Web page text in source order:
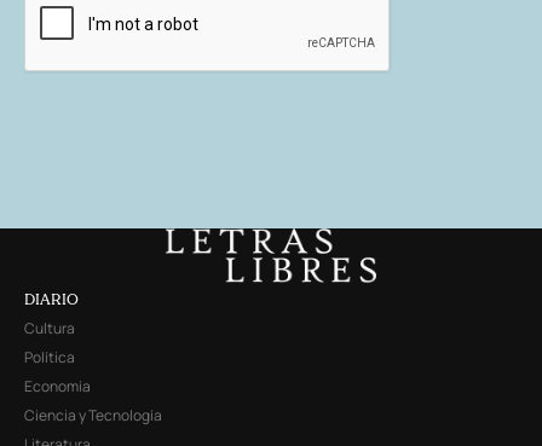
DIARIO
Cultura
Política
Economía
Ciencia y Tecnología